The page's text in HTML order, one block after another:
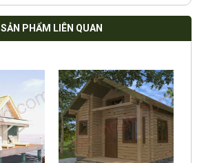
SẢN PHẨM LIÊN QUAN